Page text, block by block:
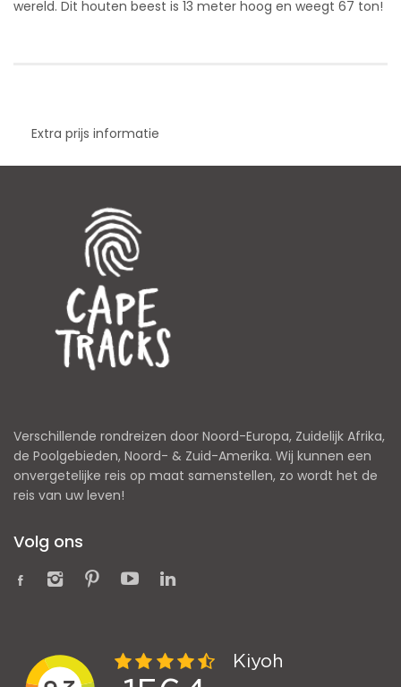
wereld. Dit houten beest is 13 meter hoog en weegt 67 ton!
Extra prijs informatie
Verschillende rondreizen door Noord-Europa, Zuidelijk Afrika,
de Poolgebieden, Noord- & Zuid-Amerika. Wij kunnen een
onvergetelijke reis op maat samenstellen, zo wordt het de
reis van uw leven!
Volg ons